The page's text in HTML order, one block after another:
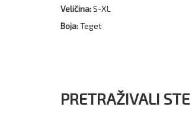
Veličina:S-XL
Boja:Teget
PRETRAŽIVALI STE